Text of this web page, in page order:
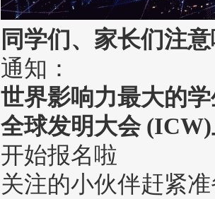
同学们、家长们注
通知：
世界影响力最大的
全球发明大会
开始报名啦
关注的小伙伴赶紧